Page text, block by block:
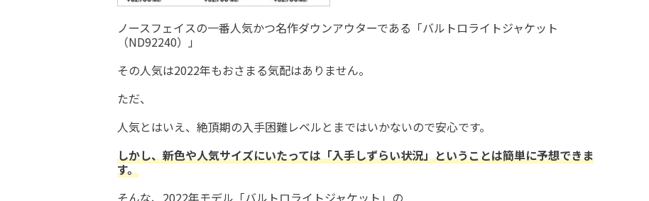
ノースフェイスの一番人気かつ名作ダウンアウターである「バルトロライトジャケット
（ND92240）」
その人気は2022年もおさまる気配はありません。
ただ、
人気とはいえ、絶頂期の入手困難レベルとまではいかないので安心です。
しかし、新色や人気サイズにいたっては「入手しずらい状況」ということは簡単に予想できま
す。